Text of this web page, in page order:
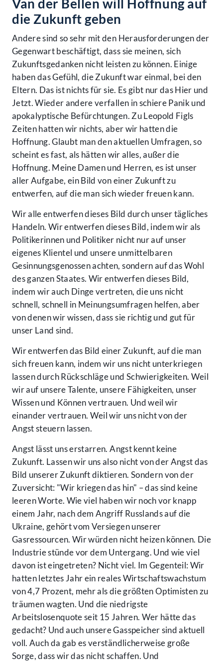
Van der Bellen will Hoffnung auf
die Zukunft geben
Andere sind so sehr mit den Herausforderungen der
Gegenwart beschäftigt, dass sie meinen, sich
Zukunftsgedanken nicht leisten zu können. Einige
haben das Gefühl, die Zukunft war einmal, bei den
Eltern. Das ist nichts für sie. Es gibt nur das Hier und
Jetzt. Wieder andere verfallen in schiere Panik und
apokalyptische Befürchtungen. Zu Leopold Figls
Zeiten hatten wir nichts, aber wir hatten die
Hoffnung. Glaubt man den aktuellen Umfragen, so
scheint es fast, als hätten wir alles, außer die
Hoffnung. Meine Damen und Herren, es ist unser
aller Aufgabe, ein Bild von einer Zukunft zu
entwerfen, auf die man sich wieder freuen kann.
Wir alle entwerfen dieses Bild durch unser tägliches
Handeln. Wir entwerfen dieses Bild, indem wir als
Politikerinnen und Politiker nicht nur auf unser
eigenes Klientel und unsere unmittelbaren
Gesinnungsgenossen achten, sondern auf das Wohl
des ganzen Staates. Wir entwerfen dieses Bild,
indem wir auch Dinge vertreten, die uns nicht
schnell, schnell in Meinungsumfragen helfen, aber
von denen wir wissen, dass sie richtig und gut für
unser Land sind.
Wir entwerfen das Bild einer Zukunft, auf die man
sich freuen kann, indem wir uns nicht unterkriegen
lassen durch Rückschläge und Schwierigkeiten. Weil
wir auf unsere Talente, unsere Fähigkeiten, unser
Wissen und Können vertrauen. Und weil wir
einander vertrauen. Weil wir uns nicht von der
Angst steuern lassen.
Angst lässt uns erstarren. Angst kennt keine
Zukunft. Lassen wir uns also nicht von der Angst das
Bild unserer Zukunft diktieren. Sondern von der
Zuversicht: "Wir kriegen das hin" – das sind keine
leeren Worte. Wie viel haben wir noch vor knapp
einem Jahr, nach dem Angriff Russlands auf die
Ukraine, gehört vom Versiegen unserer
Gasressourcen. Wir würden nicht heizen können. Die
Industrie stünde vor dem Untergang. Und wie viel
davon ist eingetreten? Nicht viel. Im Gegenteil: Wir
hatten letztes Jahr ein reales Wirtschaftswachstum
von 4,7 Prozent, mehr als die größten Optimisten zu
träumen wagten. Und die niedrigste
Arbeitslosenquote seit 15 Jahren. Wer hätte das
gedacht? Und auch unsere Gasspeicher sind aktuell
voll. Auch da gab es verständlicherweise große
Sorge, dass wir das nicht schaffen. Und